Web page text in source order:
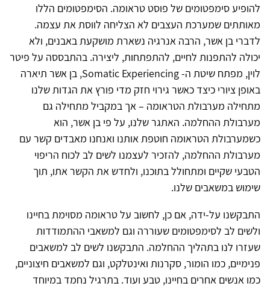
להופיע סימפטומים של פוסט טראומה. הסימפטומים הללו
מאותתים שמערכת העצבים לא הצליחה לווסת את עצמה.
לדברי בן אשר, הרבה אנרגיה נשארת מושקעת באבנים, ולא
יכולה להתפנות לחיים, להתפתחות, ליצירה. בהתבססה על פיטר
לוין, מפתח שיטת ה- Somatic Experiencing, בן אשר תיארה
באופן ציורי כיצד כאשר גירוי חזק מדי פורץ את הגדות שלנו
מתחילה מערבולת הטראומה – אך במקביל מתחילה גם
מערבולת ההחלמה. האתגר שלנו, על פי בן אשר, הוא
כשמערבולת הטראומה חוטפת אותנו ואנחנו מאבדים קשר עם
מערבולת ההחלמה, להזכיר לעצמנו לשים לב לכוח הריפוי
הטבעי שקיים ומתחולל בתוכנו, ולחדש את הקשר אתו, תוך
שימוש במשאבים שלנו.
התבקשנו על-ידה, אם כן, לחשוב על טראומה מסוימת בחיינו
ולשים לב לסימפטומים שעוררה וגם למשאבי ההתמודדות
שעזרו לנו בתהליך ההחלמה. התבקשנו לשים לב למשאבים
פנימיים, כמו הומור, סקרנות ואינטלקט, וגם למשאבים חיצוניים,
כמו אנשים אחרים בחיינו, טבע ועוד. בתרגיל נחמד במיוחד